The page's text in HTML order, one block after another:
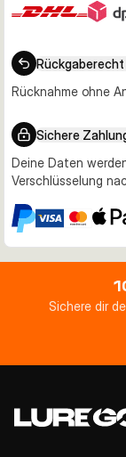
Rückgaberecht
Rücknahme ohne
Sichere
Deine Daten
Verschlüsselung
Sichere dir